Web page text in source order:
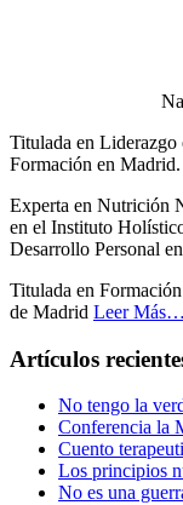
Titulada en
Formación en Madrid.
Experta en Nutrición
en el Instituto
Desarrollo Personal
Titulada en
de Madrid Leer Más…
Artículos
No tengo la
Conferencia la
Cuento
Los principios
No es una